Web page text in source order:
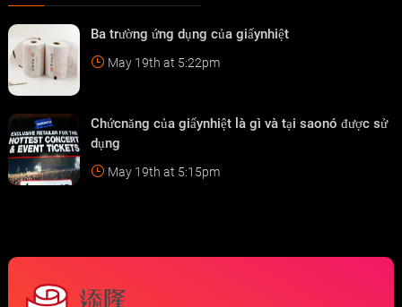
Ba trường ứng dụng của giấynhiệt
May 19th at 5:22pm
Chứcnăng của giấynhiệt là gì và tại saonó được sử
dụng
May 19th at 5:15pm